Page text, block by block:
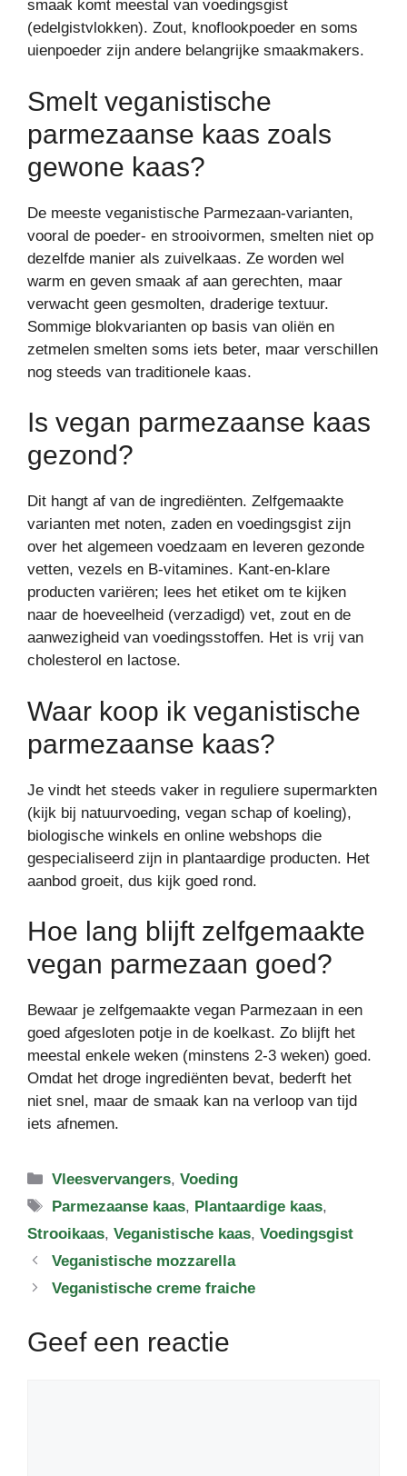
smaak komt meestal van voedingsgist
(edelgistvlokken). Zout, knoflookpoeder en soms
uienpoeder zijn andere belangrijke smaakmakers.
Smelt veganistische
parmezaanse kaas zoals
gewone kaas?
De meeste veganistische Parmezaan-varianten,
vooral de poeder- en strooivormen, smelten niet op
dezelfde manier als zuivelkaas. Ze worden wel
warm en geven smaak af aan gerechten, maar
verwacht geen gesmolten, draderige textuur.
Sommige blokvarianten op basis van oliën en
zetmelen smelten soms iets beter, maar verschillen
nog steeds van traditionele kaas.
Is vegan parmezaanse kaas
gezond?
Dit hangt af van de ingrediënten. Zelfgemaakte
varianten met noten, zaden en voedingsgist zijn
over het algemeen voedzaam en leveren gezonde
vetten, vezels en B-vitamines. Kant-en-klare
producten variëren; lees het etiket om te kijken
naar de hoeveelheid (verzadigd) vet, zout en de
aanwezigheid van voedingsstoffen. Het is vrij van
cholesterol en lactose.
Waar koop ik veganistische
parmezaanse kaas?
Je vindt het steeds vaker in reguliere supermarkten
(kijk bij natuurvoeding, vegan schap of koeling),
biologische winkels en online webshops die
gespecialiseerd zijn in plantaardige producten. Het
aanbod groeit, dus kijk goed rond.
Hoe lang blijft zelfgemaakte
vegan parmezaan goed?
Bewaar je zelfgemaakte vegan Parmezaan in een
goed afgesloten potje in de koelkast. Zo blijft het
meestal enkele weken (minstens 2-3 weken) goed.
Omdat het droge ingrediënten bevat, bederft het
niet snel, maar de smaak kan na verloop van tijd
iets afnemen.
Categorieën
Vleesvervangers,Voeding
Tags
Parmezaanse kaas, Plantaardige kaas,
Strooikaas, Veganistische kaas, Voedingsgist
Veganistische mozzarella
Veganistische creme fraiche
Geef een reactie